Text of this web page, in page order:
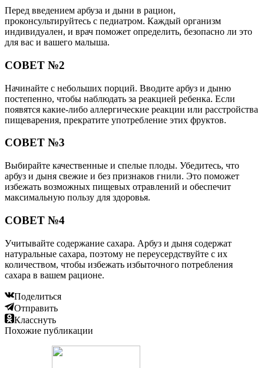
Перед введением арбуза и дыни в рацион,
проконсультируйтесь с педиатром. Каждый организм
индивидуален, и врач поможет определить, безопасно ли это
для вас и вашего малыша.
СОВЕТ №2
Начинайте с небольших порций. Вводите арбуз и дыню
постепенно, чтобы наблюдать за реакцией ребенка. Если
появятся какие-либо аллергические реакции или расстройства
пищеварения, прекратите употребление этих фруктов.
СОВЕТ №3
Выбирайте качественные и спелые плоды. Убедитесь, что
арбуз и дыня свежие и без признаков гнили. Это поможет
избежать возможных пищевых отравлений и обеспечит
максимальную пользу для здоровья.
СОВЕТ №4
Учитывайте содержание сахара. Арбуз и дыня содержат
натуральные сахара, поэтому не переусердствуйте с их
количеством, чтобы избежать избыточного потребления
сахара в вашем рационе.
Поделиться
Отправить
Класснуть
Похожие публикации